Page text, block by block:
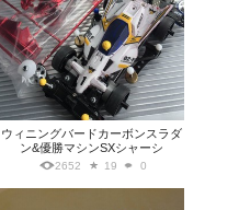
ウィニングバードカーボンスラダ
ン&優勝マシンSXシャーシ
2652 19 0